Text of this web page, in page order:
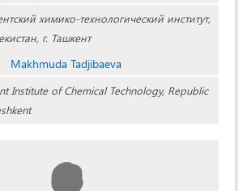
химико-технологический институт,
г. Ташкент
Makhmuda Tadjibaeva
Institute of Chemical Technology, Republic